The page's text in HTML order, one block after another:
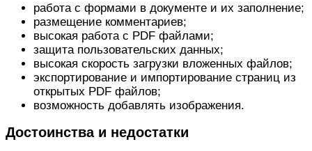
работа с формами в документе и их заполнение;
размещение комментариев;
высокая работа с PDF файлами;
защита пользовательских данных;
высокая скорость загрузки вложенных файлов;
экспортирование и импортирование страниц из
открытых PDF файлов;
возможность добавлять изображения.
Достоинства и недостатки